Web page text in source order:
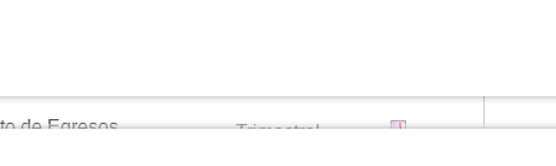
de Egresos
de Egresos
Trimestral